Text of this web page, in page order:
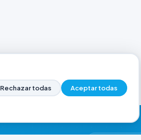
Rechazar todas Aceptar todas